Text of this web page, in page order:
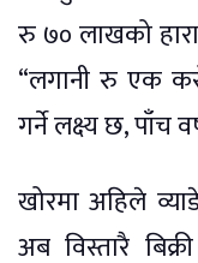
रु ७० लाखको
“लगानी रु एक
गर्ने लक्ष्य छ, पाँच
खोरमा अहिले
अब विस्तारै